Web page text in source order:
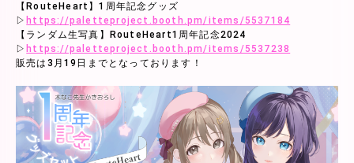
【RouteHeart】1周年記念グッズ
▷ https://paletteproject.booth.pm/items/5537184
【ランダム生写真】RouteHeart1周年記念2024
▷ https://paletteproject.booth.pm/items/5537238
販売は3月19日までとなっております！